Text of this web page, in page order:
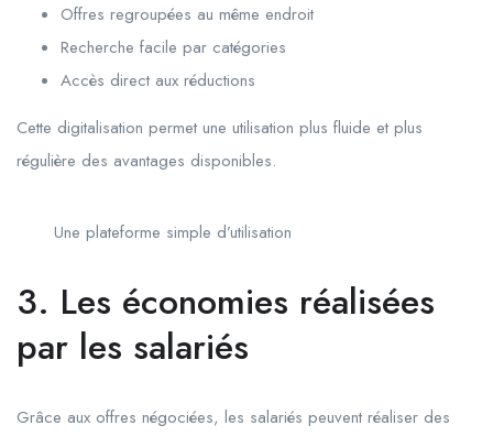
Offres regroupées au même endroit
Recherche facile par catégories
Accès direct aux réductions
Cette digitalisation permet une utilisation plus fluide et plus
régulière des avantages disponibles.
Une plateforme simple d’utilisation
3. Les économies réalisées
par les salariés
Grâce aux offres négociées, les salariés peuvent réaliser des